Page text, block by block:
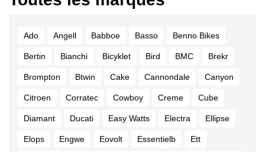
Ado Angell Babboe Basso Benno Bikes
Bertin Bianchi Bicyklet Bird BMC Brekr
Brompton Btwin Cake Cannondale Canyon
Citroen Corratec Cowboy Creme Cube
Diamant Ducati Easy Watts Electra Ellipse
Elops Engwe Eovolt Essentielb Ett